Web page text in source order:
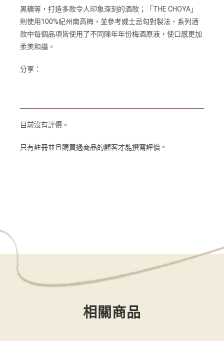
黑糖等，打造多款令人印象深刻的酒款；「THE CHOYA」
則使用100%紀州南高梅，並參考威士忌勾對製法，系列酒
款中每個品項皆使用了不同陳年年份梅酒原液，使口感更加
柔美和諧。
分享：
目前沒有評價。
只有註冊並且購買過商品的顧客才能撰寫評價。
相關商品